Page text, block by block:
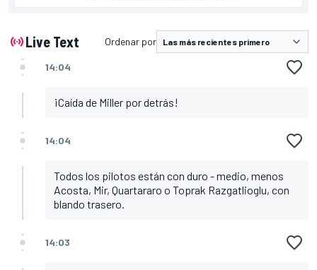
Live Text Ordenar por
14:04
¡Caída de Miller por detrás!
14:04
Todos los pilotos están con duro - medio, menos
Acosta, Mir, Quartararo o Toprak Razgatlioglu, con
blando trasero.
14:03